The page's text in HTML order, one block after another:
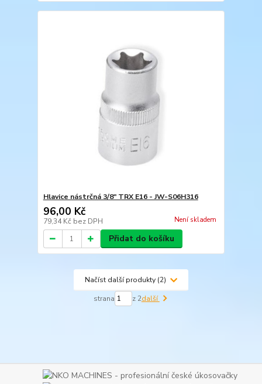
Hlavice nástrčná 3/8" TRX E16 - JW-S06H316
96,00 Kč
79,34 Kč bez DPH Není skladem
Přidat do košíku
Načíst další produkty (2)
strana z 2další